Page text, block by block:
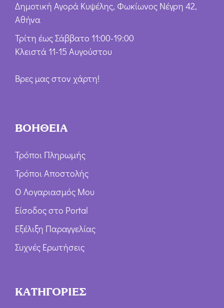
Δημοτική Αγορά Κυψέλης, Φωκίωνος Νέγρη 42,
Αθήνα
Τρίτη έως Σάββατο 11:00-19:00
Κλειστά 11-15 Αυγούστου
Βρες μας στον χάρτη!
ΒΟΗΘΕΙΑ
Τρόποι Πληρωμής
Τρόποι Αποστολής
Ο Λογαριασμός Μου
Είσοδος στο Portal
Εξέλιξη Παραγγελίας
Συχνές Ερωτήσεις
ΚΑΤΗΓΟΡΙΕΣ